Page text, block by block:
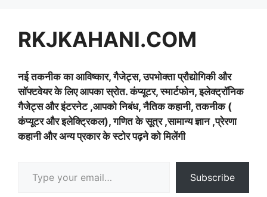
RKJKAHANI.COM
नई तकनीक का आविष्कार, गैजेट्स, उपभोक्ता प्रौद्योगिकी और
सॉफ्टवेयर के लिए आपका स्रोत. कंप्यूटर, स्मार्टफोन, इलेक्ट्रॉनिक
गैजेट्स और इंटरनेट ,आपको निबंध, नैतिक कहानी, तकनीक (
कंप्यूटर और इलेक्ट्रिकल), गणित के सूत्र ,सामान्य ज्ञान ,प्रेरणा
कहानी और अन्य प्रकार के स्टोर पढ़ने को मिलेंगी
Subscribe